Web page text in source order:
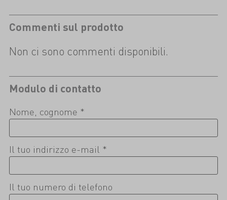
Commenti sul prodotto
Non ci sono commenti disponibili.
Modulo di contatto
Nome, cognome *
Il tuo indirizzo e-mail *
Il tuo numero di telefono